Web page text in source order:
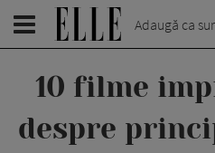
Adaugă ca
10 filme
despre